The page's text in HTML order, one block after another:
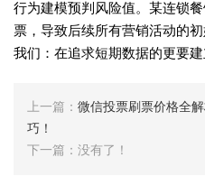
行为建模预判风险值。某连锁
票，导致后续所有营销活动的
我们：在追求短期数据的更要
上一篇： 微信投票刷票价格全
巧！
下一篇：没有了！